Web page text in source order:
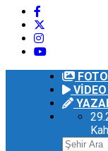
FOTO
VİDEO